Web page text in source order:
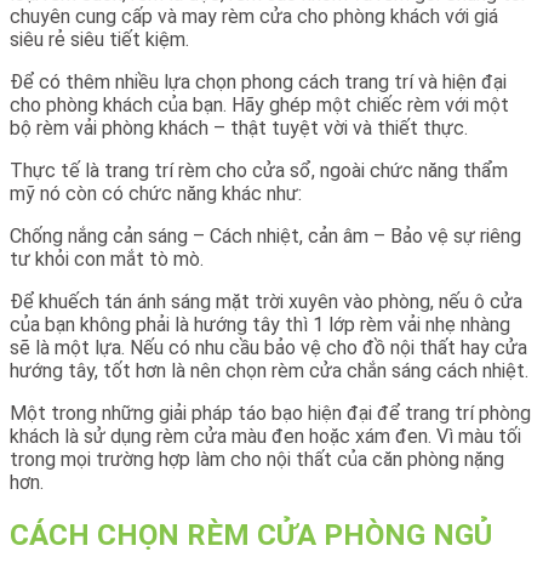
chuyên cung cấp và may rèm cửa cho phòng khách với giá
siêu rẻ siêu tiết kiệm.
Để có thêm nhiều lựa chọn phong cách trang trí và hiện đại
cho phòng khách của bạn. Hãy ghép một chiếc rèm với một
bộ rèm vải phòng khách – thật tuyệt vời và thiết thực.
Thực tế là trang trí rèm cho cửa sổ, ngoài chức năng thẩm
mỹ nó còn có chức năng khác như:
Chống nắng cản sáng – Cách nhiệt, cản âm – Bảo vệ sự riêng
tư khỏi con mắt tò mò.
Để khuếch tán ánh sáng mặt trời xuyên vào phòng, nếu ô cửa
của bạn không phải là hướng tây thì 1 lớp rèm vải nhẹ nhàng
sẽ là một lựa. Nếu có nhu cầu bảo vệ cho đồ nội thất hay cửa
hướng tây, tốt hơn là nên chọn rèm cửa chắn sáng cách nhiệt.
Một trong những giải pháp táo bạo hiện đại để trang trí phòng
khách là sử dụng rèm cửa màu đen hoặc xám đen. Vì màu tối
trong mọi trường hợp làm cho nội thất của căn phòng nặng
hơn.
CÁCH CHỌN RÈM CỬA PHÒNG NGỦ